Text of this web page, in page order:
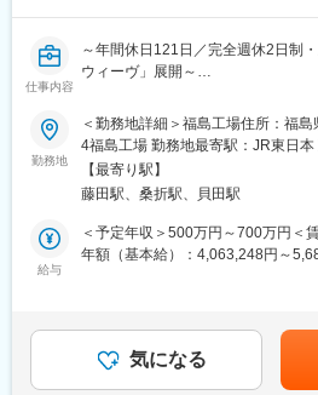
貢献する事業を行ってきました。
力と、EV・スマホ関連事業への展
1,000万～5,000万ほど）チャンス
ジューリングも担当者に任せており
【様々なキャリアパス】将来的に
れば、営業経験を経て、商品開発に
境で長期的に様々なキャリパスを描
＜期間＞半年以上
＜内容＞OJTを中心とした同行訪問
も、問題ありません。徐々にステ
きます。
仕事内容
～年間休日121日／完全週休2日制
ウィーヴ」展開～
■業務内容：
「眠りの世界に品質を」を掲げるエ
質管理業務を担当いただきます。
安定した品質をお客様へ提供する
を推進し、品質向上に貢献していた
●具体的な業務内容：
質改善活動の推進
・品質データの分析（QC7つ道具
勤務地
＜勤務地詳細＞福島工場住所：福
4福島工場 勤務地最寄駅：JR東日
策：屋内全面禁煙変更の範囲：会社
【最寄り駅】
藤田駅、桑折駅、貝田駅
給与
＜予定年収＞500万円～700万円＜
年額（基本給）：4,063,248円～
給与補足＞※上記年収は賞与を含む
により決定■昇給：業績評価により
あり（業績による）賃金はあくまで
気になる